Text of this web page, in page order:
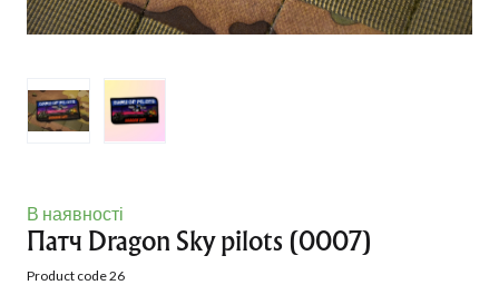
В наявності
Патч Dragon Sky pilots (0007)
Product code 26